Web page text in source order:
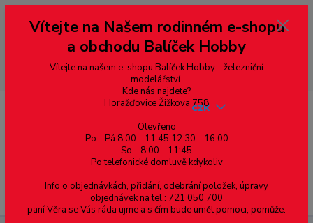
--- pro zákazníky ze Slovenska a jiných zemí, pokud chcete platit v eurech
přepněte si e-shop na euro 💶 pro přepočet měny - pravý horní roh ---
dobírky – pokud si z nějakého důvodu zásilku nevyzvednete, bude po
domluvě zaslána znovu s opětovnou platbou za poštovné, v opačném
případě bude zrušena a účet přidán na blacklist a rušeny následující
objednávky.
Menu
CZK
Vítejte na Našem rodinném e-shopu
a obchodu Balíček Hobby
Vítejte na našem e-shopu Balíček Hobby - železniční
modelářství.
Kde nás najdete?
Horažďovice Žižkova 758
Otevřeno
Po - Pá 8:00 - 11:45 12:30 - 16:00
So - 8:00 - 11:45
Po telefonické domluvě kdykoliv
Info o objednávkách, přidání, odebrání položek, úpravy
objednávek na tel.: 721 050 700
paní Věra se Vás ráda ujme a s čím bude umět pomoci, pomůže.